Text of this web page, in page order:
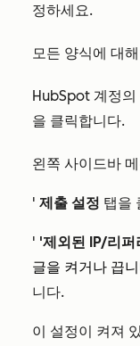
정하세요.
모든 양식에 대
HubSpot 계정의
을 클릭합니다.
왼쪽 사이드바
' 제출 설정 탭을
' '제외된 IP/리퍼
글을 켜거나 끕
니다.
이 설정이 켜져